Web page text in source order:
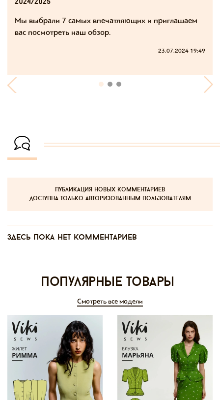
2024/2025
Мы выбрали 7 самых впечатляющих и приглашаем
вас посмотреть наш обзор.
23.07.2024 19:49
публикация новых комментариев
доступна только авторизованным пользователям
Здесь пока нет комментариев
Популярные товары
Смотреть все модели